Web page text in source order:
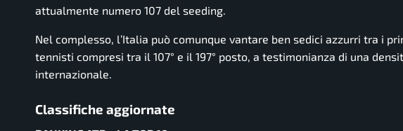
attualmente numero 107 del seeding.
Nel complesso, l’Italia può comunque vantare ben sedici azzurri tra i
tennisti compresi tra il 107° e il 197° posto, a testimonianza di una
internazionale.
Classifiche aggiornate